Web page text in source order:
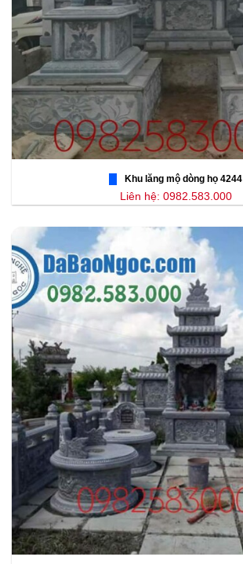
Khu lăng mộ dòng họ 4244
Liên hệ: 0982.583.000